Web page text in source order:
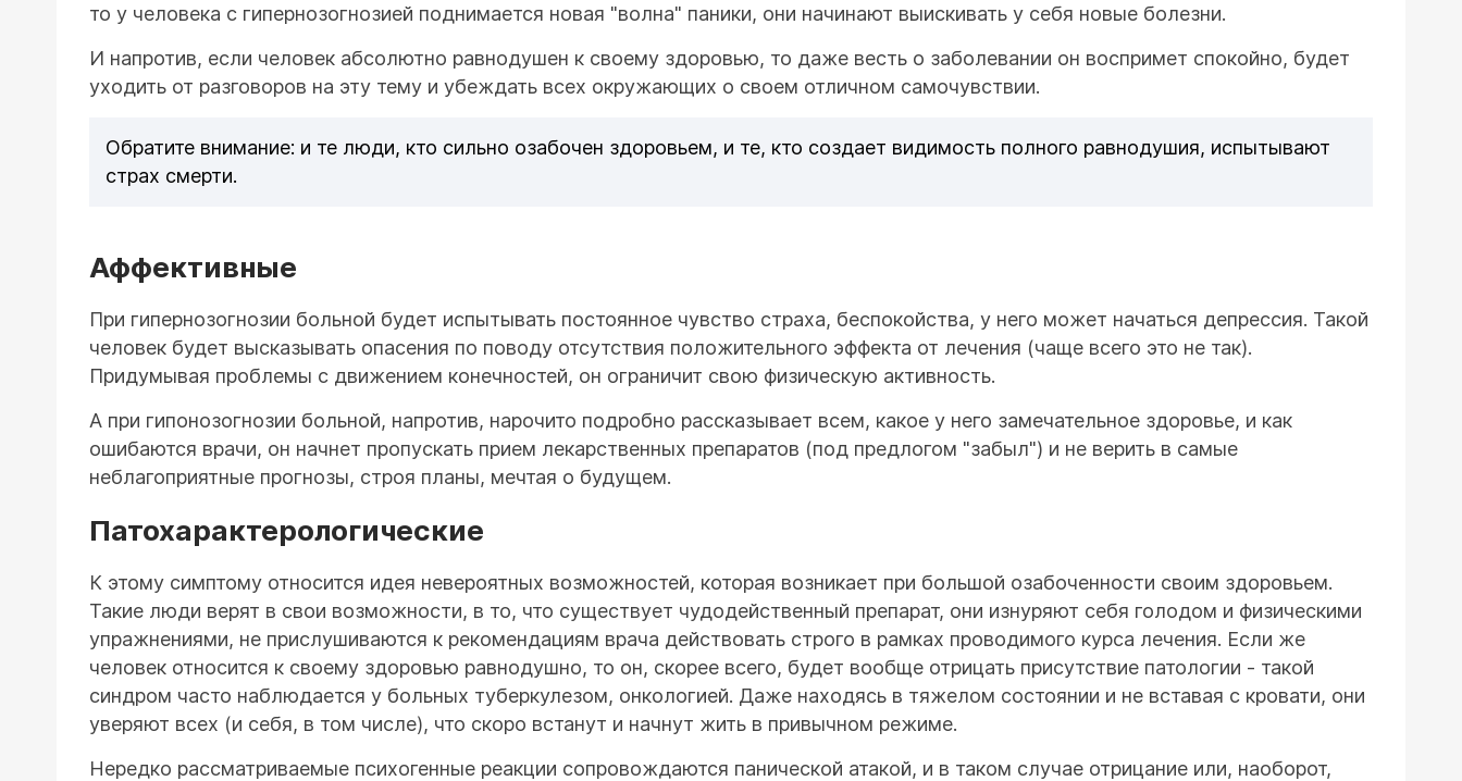
то у человека с гипернозогнозией поднимается новая "волна" паники, они начинают выискивать у себя новые болезни.
И напротив, если человек абсолютно равнодушен к своему здоровью, то даже весть о заболевании он воспримет спокойно, будет
уходить от разговоров на эту тему и убеждать всех окружающих о своем отличном самочувствии.
Обратите внимание: и те люди, кто сильно озабочен здоровьем, и те, кто создает видимость полного равнодушия, испытывают
страх смерти.
Аффективные
При гипернозогнозии больной будет испытывать постоянное чувство страха, беспокойства, у него может начаться депрессия. Такой
человек будет высказывать опасения по поводу отсутствия положительного эффекта от лечения (чаще всего это не так).
Придумывая проблемы с движением конечностей, он ограничит свою физическую активность.
А при гипонозогнозии больной, напротив, нарочито подробно рассказывает всем, какое у него замечательное здоровье, и как
ошибаются врачи, он начнет пропускать прием лекарственных препаратов (под предлогом "забыл") и не верить в самые
неблагоприятные прогнозы, строя планы, мечтая о будущем.
Патохарактерологические
К этому симптому относится идея невероятных возможностей, которая возникает при большой озабоченности своим здоровьем.
Такие люди верят в свои возможности, в то, что существует чудодейственный препарат, они изнуряют себя голодом и физическими
упражнениями, не прислушиваются к рекомендациям врача действовать строго в рамках проводимого курса лечения. Если же
человек относится к своему здоровью равнодушно, то он, скорее всего, будет вообще отрицать присутствие патологии - такой
синдром часто наблюдается у больных туберкулезом, онкологией. Даже находясь в тяжелом состоянии и не вставая с кровати, они
уверяют всех (и себя, в том числе), что скоро встанут и начнут жить в привычном режиме.
Нередко рассматриваемые психогенные реакции сопровождаются панической атакой, и в таком случае отрицание или, наоборот,